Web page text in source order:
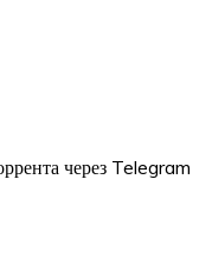
через Telegram